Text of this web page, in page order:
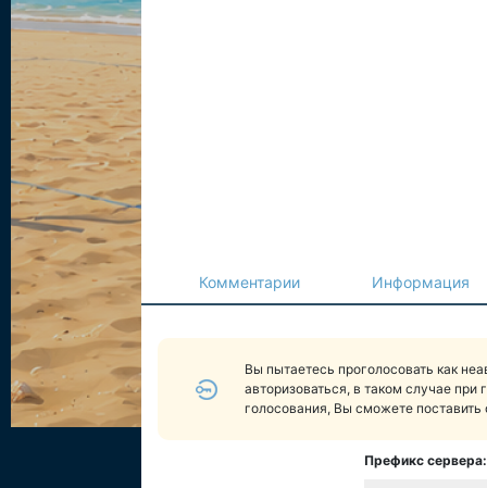
Комментарии Информация
Вы пытаетесь проголосовать как
авторизоваться, в таком случае при
голосования, Вы сможете поставить
Префикс сервера: